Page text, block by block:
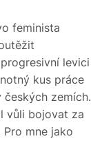
feminista
levici
kus práce
zemích.
vůli bojovat za
mne jako